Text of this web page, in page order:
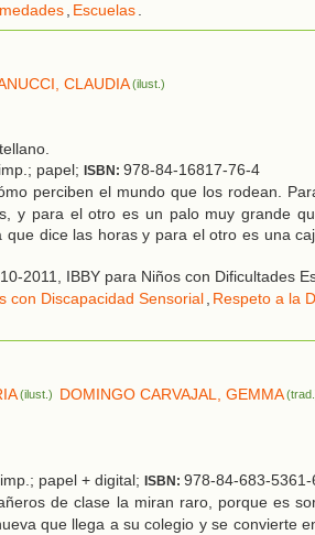
, Escuelas.
CLAUDIA(ilust.)
papel; ISBN: 978-84-16817-76-4
perciben el mundo que los rodean.
y para el otro es un palo muy grande
dice las horas y para el otro es una
2011, IBBY para Niños con Dificultades
con Discapacidad Sensorial, Respeto a la
(ilust.) DOMINGO CARVAJAL, GEMMA
papel + digital; ISBN: 978-84-683-5361-
de clase la miran raro, porque es
que llega a su colegio y se convierte